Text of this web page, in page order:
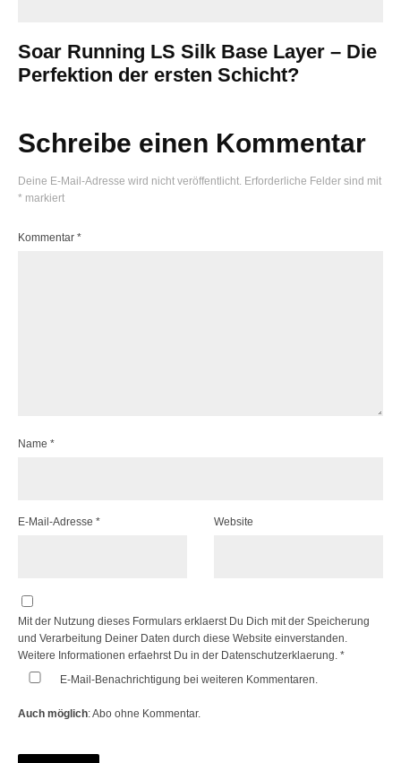
Soar Running LS Silk Base Layer – Die
Perfektion der ersten Schicht?
Schreibe einen Kommentar
Deine E-Mail-Adresse wird nicht veröffentlicht. Erforderliche Felder sind mit
* markiert
Kommentar *
Name *
E-Mail-Adresse * Website
Mit der Nutzung dieses Formulars erklaerst Du Dich mit der Speicherung
und Verarbeitung Deiner Daten durch diese Website einverstanden.
Weitere Informationen erfaehrst Du in der Datenschutzerklaerung. *
E-Mail-Benachrichtigung bei weiteren Kommentaren.
Auch möglich:Abo ohne Kommentar.